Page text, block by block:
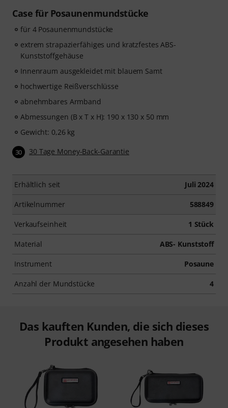
Case für Posaunenmundstücke
für 4 Posaunenmundstücke
extrem strapazierfähiges und kratzfestes ABS-
Kunststoffgehäuse
Innenraum ausgekleidet mit blauem Samt
hochwertige Reißverschlüsse
abnehmbares Armband
Abmessungen (B x T x H): 190 x 130 x 50 mm
Gewicht: 0,26 kg
30 30 Tage Money-Back-Garantie
Erhältlich seit Juli 2024
Artikelnummer 588849
Verkaufseinheit 1 Stück
Material ABS- Kunststoff
Instrument Posaune
Anzahl der Mundstücke 4
Das kauften Kunden, die sich dieses
Produkt angesehen haben